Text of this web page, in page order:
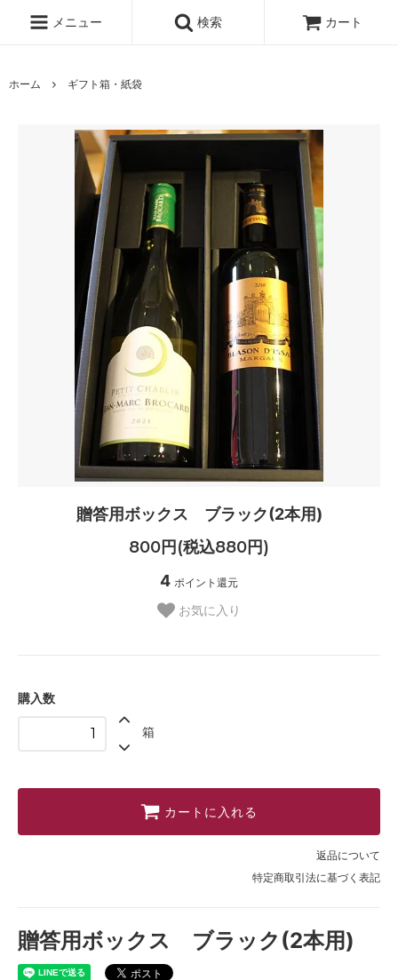
メニュー 検索 カート
ホーム ギフト箱・紙袋
贈答用ボックス ブラック(2本用)
800円(税込880円)
4 ポイント還元
お気に入り
購入数
箱
カートに入れる
返品について
特定商取引法に基づく表記
贈答用ボックス ブラック(2本用)